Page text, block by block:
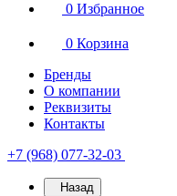
0 Избранное
0 Корзина
Бренды
О компании
Реквизиты
Контакты
+7 (968) 077-32-03
Назад